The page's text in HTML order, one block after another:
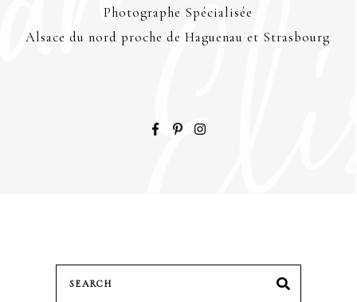
Photographe Spécialisée
Alsace du nord proche de Haguenau et Strasbourg
Search
SEARCH